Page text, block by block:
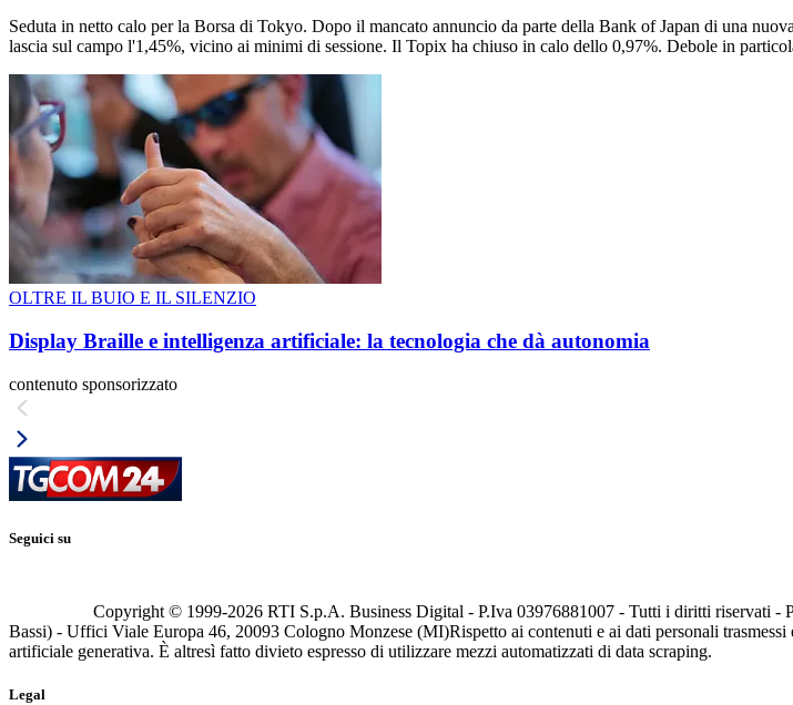
Seduta in netto calo per la Borsa di Tokyo. Dopo il mancato annuncio da parte della Bank of Japan di una
lascia sul campo l'1,45%, vicino ai minimi di sessione. Il Topix ha chiuso in calo dello 0,97%. Debole in
OLTRE IL BUIO E IL SILENZIO
Display Braille e intelligenza artificiale: la tecnologia che dà autonomia
contenuto sponsorizzato
Seguici su
Copyright © 1999-2026 RTI S.p.A. Business Digital - P.Iva 03976881007 - Tutti i diritti riservati -
Bassi) - Uffici Viale Europa 46, 20093 Cologno Monzese (MI)Rispetto ai contenuti e ai dati personali
artificiale generativa. È altresì fatto divieto espresso di utilizzare mezzi automatizzati di data scraping.
Legal